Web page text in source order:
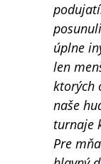
úplne
len
ktorých
naše
turnaje
Pre